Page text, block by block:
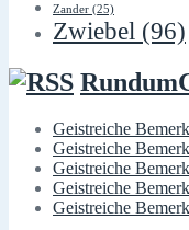
Zander (25)
Zwiebel (96)
Geistreiche
Geistreiche
Geistreiche
Geistreiche
Geistreiche